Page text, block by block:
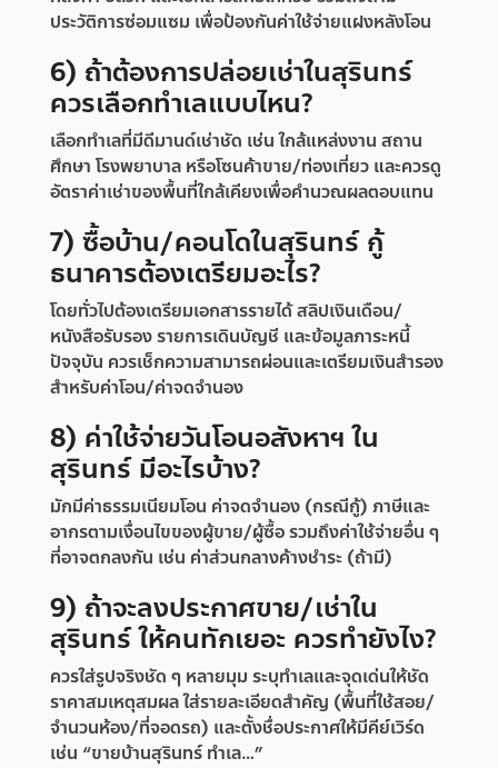
ประวัติการซ่อมแซม เพื่อป้องกันค่าใช้จ่ายแฝงหลังโอน
6) ถ้าต้องการปล่อยเช่าในสุรินทร์
ควรเลือกทำเลแบบไหน?
เลือกทำเลที่มีดีมานด์เช่าชัด เช่น ใกล้แหล่งงาน สถาน
ศึกษา โรงพยาบาล หรือโซนค้าขาย/ท่องเที่ยว และควรดู
อัตราค่าเช่าของพื้นที่ใกล้เคียงเพื่อคำนวณผลตอบแทน
7) ซื้อบ้าน/คอนโดในสุรินทร์ กู้
ธนาคารต้องเตรียมอะไร?
โดยทั่วไปต้องเตรียมเอกสารรายได้ สลิปเงินเดือน/
หนังสือรับรอง รายการเดินบัญชี และข้อมูลภาระหนี้
ปัจจุบัน ควรเช็กความสามารถผ่อนและเตรียมเงินสำรอง
สำหรับค่าโอน/ค่าจดจำนอง
8) ค่าใช้จ่ายวันโอนอสังหาฯ ใน
สุรินทร์ มีอะไรบ้าง?
มักมีค่าธรรมเนียมโอน ค่าจดจำนอง (กรณีกู้) ภาษีและ
อากรตามเงื่อนไขของผู้ขาย/ผู้ซื้อ รวมถึงค่าใช้จ่ายอื่น ๆ
ที่อาจตกลงกัน เช่น ค่าส่วนกลางค้างชำระ (ถ้ามี)
9) ถ้าจะลงประกาศขาย/เช่าใน
สุรินทร์ ให้คนทักเยอะ ควรทำยังไง?
ควรใส่รูปจริงชัด ๆ หลายมุม ระบุทำเลและจุดเด่นให้ชัด
ราคาสมเหตุสมผล ใส่รายละเอียดสำคัญ (พื้นที่ใช้สอย/
จำนวนห้อง/ที่จอดรถ) และตั้งชื่อประกาศให้มีคีย์เวิร์ด
เช่น “ขายบ้านสุรินทร์ ทำเล…”